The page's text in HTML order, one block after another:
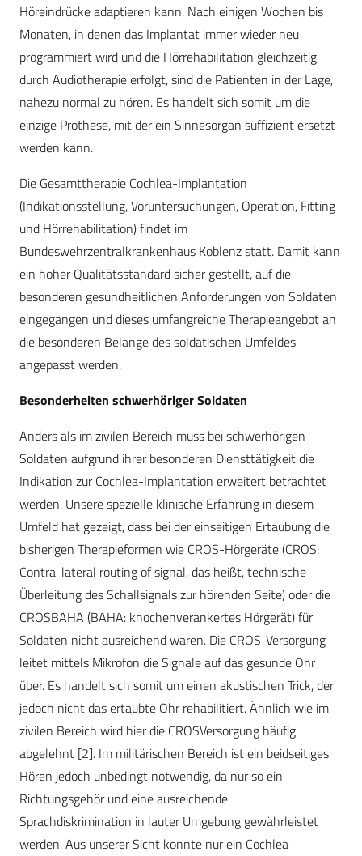
Höreindrücke adaptieren kann. Nach einigen Wochen bis
Monaten, in denen das Implantat immer wieder neu
programmiert wird und die Hörrehabilitation gleichzeitig
durch Audiotherapie erfolgt, sind die Patienten in der Lage,
nahezu normal zu hören. Es handelt sich somit um die
einzige Prothese, mit der ein Sinnesorgan suffizient ersetzt
werden kann.
Die Gesamttherapie Cochlea-Implantation
(Indikationsstellung, Voruntersuchungen, Operation, Fitting
und Hörrehabilitation) findet im
Bundeswehrzentralkrankenhaus Koblenz statt. Damit kann
ein hoher Qualitätsstandard sicher gestellt, auf die
besonderen gesundheitlichen Anforderungen von Soldaten
eingegangen und dieses umfangreiche Therapieangebot an
die besonderen Belange des soldatischen Umfeldes
angepasst werden.
Besonderheiten schwerhöriger Soldaten
Anders als im zivilen Bereich muss bei schwerhörigen
Soldaten aufgrund ihrer besonderen Diensttätigkeit die
Indikation zur Cochlea-Implantation erweitert betrachtet
werden. Unsere spezielle klinische Erfahrung in diesem
Umfeld hat gezeigt, dass bei der einseitigen Ertaubung die
bisherigen Therapieformen wie CROS-Hörgeräte (CROS:
Contra-lateral routing of signal, das heißt, technische
Überleitung des Schallsignals zur hörenden Seite) oder die
CROSBAHA (BAHA: knochenverankertes Hörgerät) für
Soldaten nicht ausreichend waren. Die CROS-Versorgung
leitet mittels Mikrofon die Signale auf das gesunde Ohr
über. Es handelt sich somit um einen akustischen Trick, der
jedoch nicht das ertaubte Ohr rehabilitiert. Ähnlich wie im
zivilen Bereich wird hier die CROSVersorgung häufig
abgelehnt [2]. Im militärischen Bereich ist ein beidseitiges
Hören jedoch unbedingt notwendig, da nur so ein
Richtungsgehör und eine ausreichende
Sprachdiskrimination in lauter Umgebung gewährleistet
werden. Aus unserer Sicht konnte nur ein Cochlea-